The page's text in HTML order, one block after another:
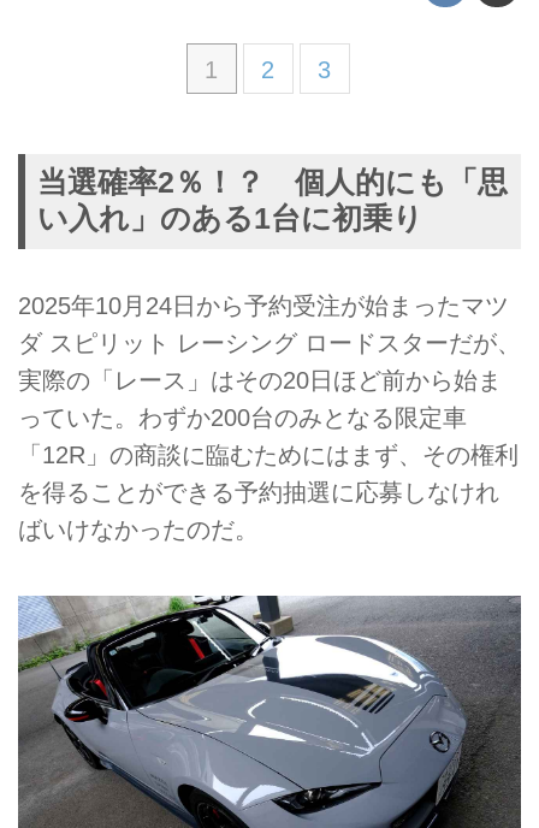
1 2 3
当選確率2％！？ 個人的にも「思
い入れ」のある1台に初乗り
2025年10月24日から予約受注が始まったマツ
ダ スピリット レーシング ロードスターだが、
実際の「レース」はその20日ほど前から始ま
っていた。わずか200台のみとなる限定車
「12R」の商談に臨むためにはまず、その権利
を得ることができる予約抽選に応募しなけれ
ばいけなかったのだ。